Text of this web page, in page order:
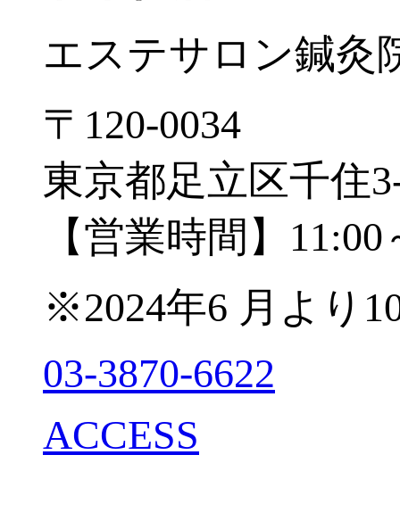
エステサロン鍼灸
〒120-0034
東京都足立区千住
【営業時間】11:00
※2024年6 月より
03-3870-6622
ACCESS